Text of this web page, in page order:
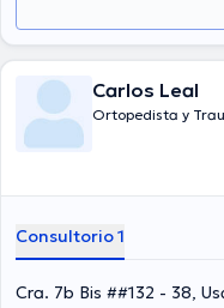
Carlos Leal
Ortopedista y
Consultorio 1
Cra. 7b Bis ##132 - 38,